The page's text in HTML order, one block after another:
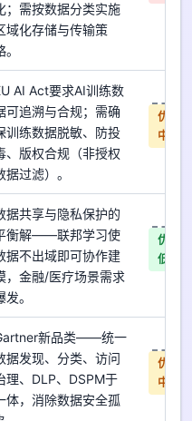
；需按数据分类实施
域化存储与传输策
。
AI Act要求AI训练数
可追溯与合规；需确
训练数据脱敏、防投
、版权合规（非授权
据过滤）。
优先
中
据共享与隐私保护的
衡解——联邦学习使
据不出域即可协作建
，金融/医疗场景需求
发。
优先
低
新品类——统一
据发现、分类、访问
理、DLP、DSPM于
体，消除数据安全孤
优先
中